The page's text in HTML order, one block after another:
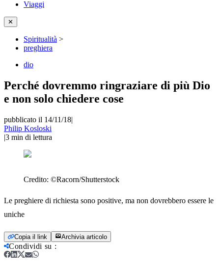
Viaggi
✕
Spiritualità >
preghiera
dio
Perché dovremmo ringraziare di più Dio
e non solo chiedere cose
pubblicato il 14/11/18|
Philip Kosloski
|3 min di lettura
Credito: ©Racorn/Shutterstock
Le preghiere di richiesta sono positive, ma non dovrebbero essere le
uniche
Copia il link Archivia articolo
Condividi su :